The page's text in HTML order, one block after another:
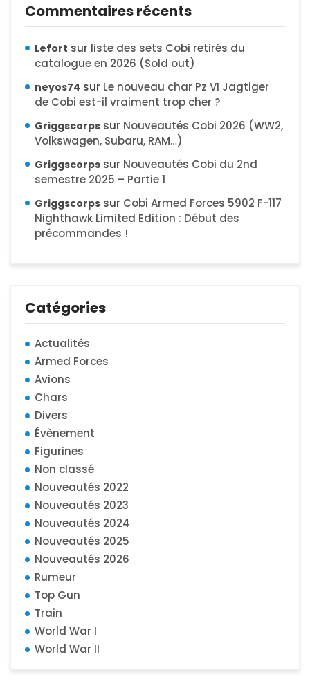
Commentaires récents
Lefort sur liste des sets Cobi retirés du
catalogue en 2026 (Sold out)
neyos74 sur Le nouveau char Pz VI Jagtiger
de Cobi est-il vraiment trop cher ?
Griggscorps sur Nouveautés Cobi 2026 (WW2,
Volkswagen, Subaru, RAM…)
Griggscorps sur Nouveautés Cobi du 2nd
semestre 2025 – Partie 1
Griggscorps sur Cobi Armed Forces 5902 F-117
Nighthawk Limited Edition : Début des
précommandes !
Catégories
Actualités
Armed Forces
Avions
Chars
Divers
Évènement
Figurines
Non classé
Nouveautés 2022
Nouveautés 2023
Nouveautés 2024
Nouveautés 2025
Nouveautés 2026
Rumeur
Top Gun
Train
World War I
World War II